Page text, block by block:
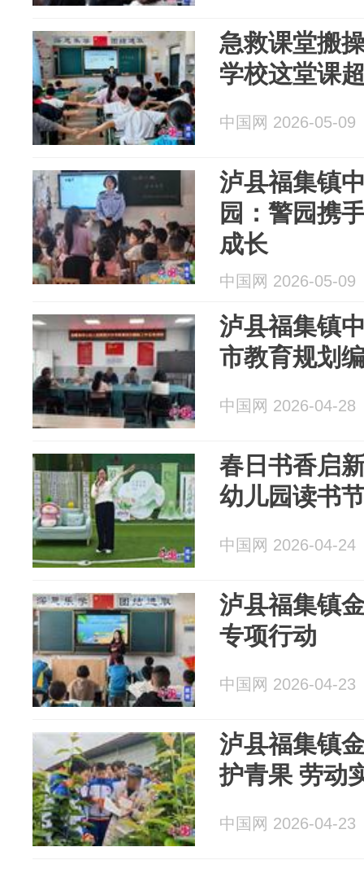
急救课堂搬
学校这堂课
中国网 2026-05-09
泸县福集镇
园：警园携
成长
中国网 2026-05-09
泸县福集镇
市教育规划
中国网 2026-04-28
春日书香启
幼儿园读书
中国网 2026-04-24
泸县福集镇
专项行动
中国网 2026-04-23
泸县福集镇
护青果 劳动
中国网 2026-04-23